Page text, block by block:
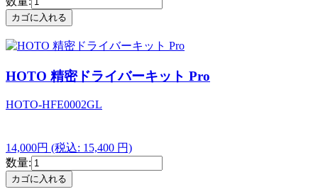
HOTO 精密ドライバーキット Pro
HOTO-HFE0002GL
14,000円 (税込: 15,400 円)
数量: